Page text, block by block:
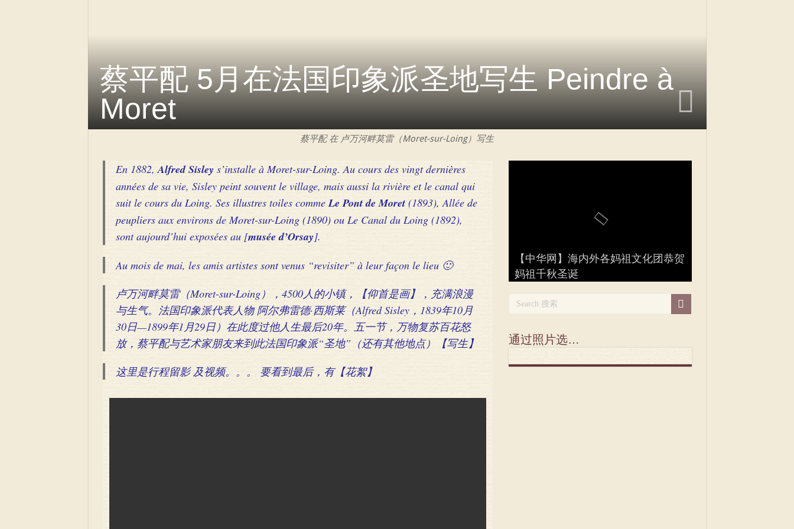
蔡平配 5月在法国印象派圣地写生 Peindre à
Moret
蔡平配 在 卢万河畔莫雷（Moret-sur-Loing）写生
En 1882,Alfred Sisley s’installe à Moret-sur-Loing. Au cours des vingt dernières
années de sa vie, Sisley peint souvent le village, mais aussi la rivière et le canal qui
suit le cours du Loing. Ses illustres toiles commeLe Pont de Moret(1893), Allée de
peupliers aux environs de Moret-sur-Loing (1890) ou Le Canal du Loing (1892),
sont aujourd’hui exposées au [musée d’Orsay].
Au mois de mai, les amis artistes sont venus “revisiter” à leur façon le lieu 🙂
卢万河畔莫雷（Moret-sur-Loing），4500人的小镇，【仰首是画】，充满浪漫
与生气。法国印象派代表人物 阿尔弗雷德·西斯莱（Alfred Sisley，1839年10月
30日—1899年1月29日）在此度过他人生最后20年。五一节，万物复苏百花怒
放，蔡平配与艺术家朋友来到此法国印象派“圣地”（还有其他地点）【写生】
这里是行程留影 及视频。。。 要看到最后，有【花絮】
【中华网】海内外各妈祖文化团恭贺
妈祖千秋圣诞
巴黎举行首届【武林大会】 Wulin
Dahui 2026
【新华社】视频：妈祖巡游在诺曼底
【新华社】妈祖巡游在诺曼底
【法国妈祖文化联谊会】参加马年春
节华人嘉年华游街
妈祖圣像抵达法国巴黎妈祖庙
Artistes des Indépendants à FuDing
(Thé blanc)
庆祝蔡氏立姓3070周年 la festivité
“3070 ans” du CAI
巴黎福建社团【妈祖文化展示】参加
蛇年春节嘉年华
华“炸街” la fête du printemps & le
défilé du Nouvel An Chinois à Paris
Exposition de calligraphie chinoise à
Bussy
Calligraphie Rallye pour le Nouvel
An Serpent
通过照片选…